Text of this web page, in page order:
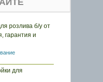
розлива б/у от
гарантия и
для